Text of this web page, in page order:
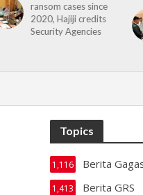
ransom cases since
2020, Hajiji credits
Security Agencies
Topics
Berita
1,116
Berita GRS
1,413